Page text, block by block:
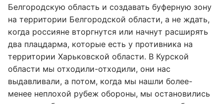
Белгородскую область и создавать буферную зону
на территории Белгородской области, а не ждать,
когда россияне вторгнутся или начнут расширять
два плацдарма, которые есть у противника на
территории Харьковской области. В Курской
области мы отходили-отходили, они нас
выдавливали, а потом, когда мы нашли более-
менее неплохой рубеж обороны, мы остановились